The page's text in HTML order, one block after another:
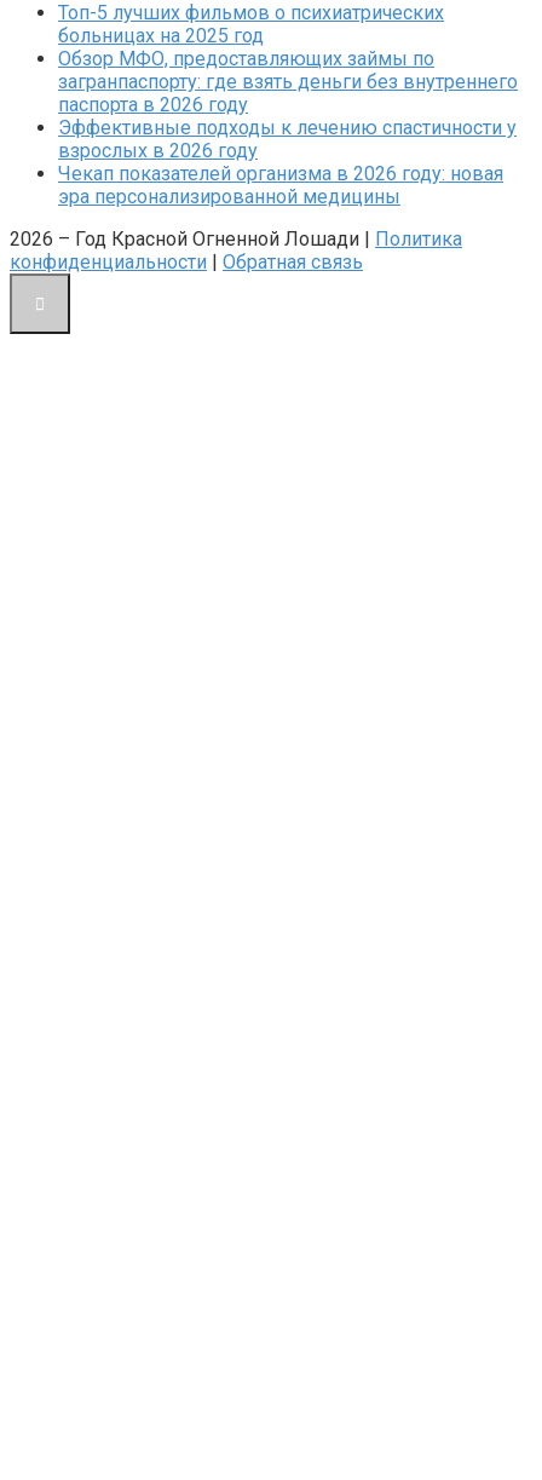
Топ-5 лучших фильмов о психиатрических
больницах на 2025 год
Обзор МФО, предоставляющих займы по
загранпаспорту: где взять деньги без внутреннего
паспорта в 2026 году
Эффективные подходы к лечению спастичности у
взрослых в 2026 году
Чекап показателей организма в 2026 году: новая
эра персонализированной медицины
2026 – Год Красной Огненной Лошади | Политика
конфиденциальности | Обратная связь